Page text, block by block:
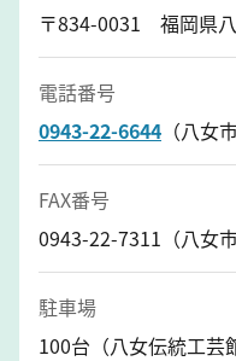
〒834-0031 福岡県
電話番号
0943-22-6644 （八女
FAX番号
0943-22-7311（八女
駐車場
100台（八女伝統工芸